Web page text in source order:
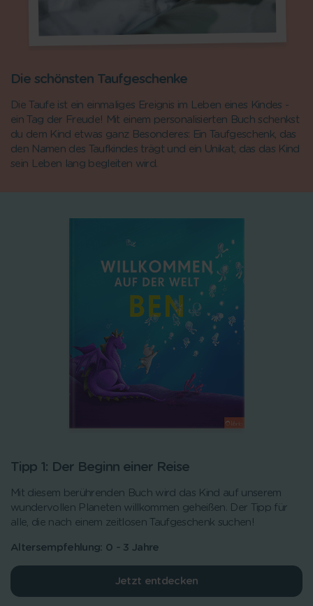
Die schönsten Taufgeschenke
Die Taufe ist ein einmaliges Ereignis im Leben eines Kindes -
ein Tag der Freude! Mit einem personalisierten Buch schenkst
du dem Kind etwas ganz Besonderes: Ein Taufgeschenk, das
den Namen des Taufkindes trägt und ein Unikat, das das Kind
sein Leben lang begleiten wird.
Tipp 1: Der Beginn einer Reise
Mit diesem berührenden Buch wird das Kind auf unserem
wundervollen Planeten willkommen geheißen. Der Tipp für
alle, die nach einem zeitlosen Taufgeschenk suchen!
Altersempfehlung: 0 - 3 Jahre
Jetzt entdecken